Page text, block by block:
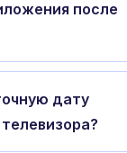
после
дату